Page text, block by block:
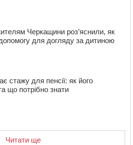
Черкащини роз’яснили, як
для догляду за дитиною
стажу для пенсії: як його
що потрібно знати
Читати ще